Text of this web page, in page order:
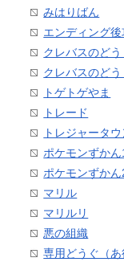
みはりばん
エンディング
クレバスのどう
クレバスのど
トゲトゲやま
トレード
トレジャータ
ポケモンずかん
ポケモンずかん
マリル
マリルリ
悪の組織
専用どうぐ（あ